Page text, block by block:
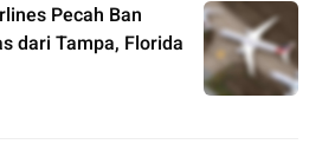
Pecah Ban
dari Tampa, Florida